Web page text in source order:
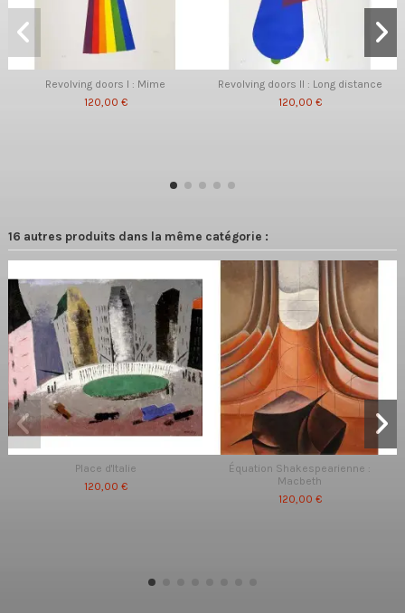
Revolving doors I : Mime
120,00 €
Revolving doors II : Long distance
120,00 €
16 autres produits dans la même catégorie :
Place d'Italie
120,00 €
Équation Shakespearienne :
Macbeth
120,00 €